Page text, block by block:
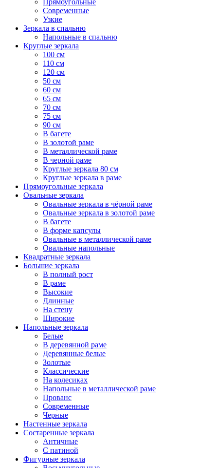
Прямоугольные
Современные
Узкие
Зеркала в спальню
Напольные в спальню
Круглые зеркала
100 см
110 см
120 см
50 см
60 см
65 см
70 см
75 см
90 см
В багете
В золотой раме
В металлической раме
В черной раме
Круглые зеркала 80 см
Круглые зеркала в раме
Прямоугольные зеркала
Овальные зеркала
Овальные зеркала в чёрной раме
Овальные зеркала в золотой раме
В багете
В форме капсулы
Овальные в металлической раме
Овальные напольные
Квадратные зеркала
Большие зеркала
В полный рост
В раме
Высокие
Длинные
На стену
Широкие
Напольные зеркала
Белые
В деревянной раме
Деревянные белые
Золотые
Классические
На колесиках
Напольные в металлической раме
Прованс
Современные
Черные
Настенные зеркала
Состаренные зеркала
Античные
С патиной
Фигурные зеркала